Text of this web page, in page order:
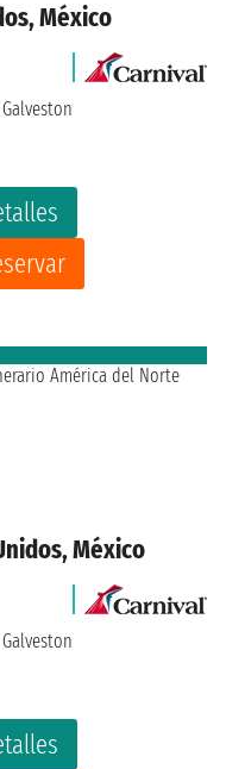
México
Galveston
México
Galveston